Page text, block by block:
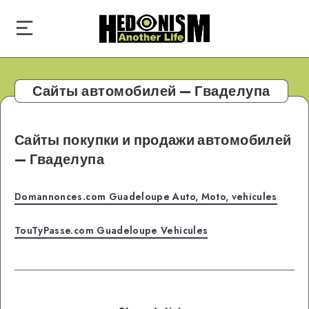
Сайты автомобилей — Гваделупа
Сайты покупки и продажи автомобилей
— Гваделупа
Domannonces.com Guadeloupe Auto, Moto, vehicules
TouTyPasse.com Guadeloupe Vehicules